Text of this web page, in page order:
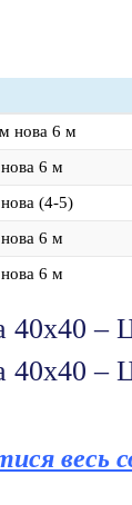
нова 6 м
6 м
(4-5)
6 м
6 м
40х40 –
40х40 –
весь